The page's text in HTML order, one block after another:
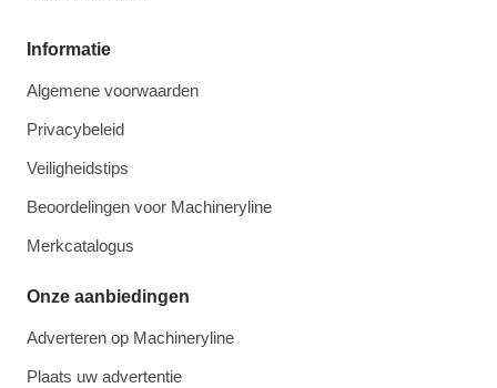
Informatie
Algemene voorwaarden
Privacybeleid
Veiligheidstips
Beoordelingen voor Machineryline
Merkcatalogus
Onze aanbiedingen
Adverteren op Machineryline
Plaats uw advertentie